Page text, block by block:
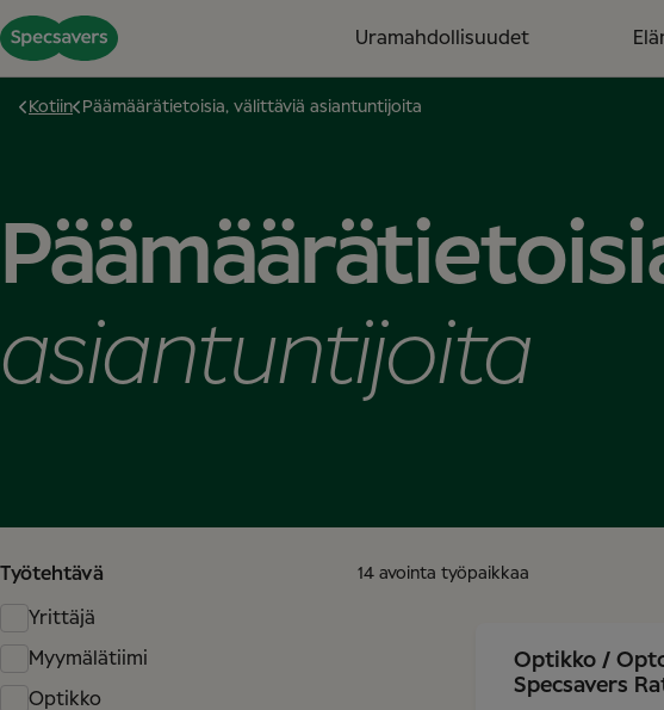
Uramahdollisuudet
Kotiin Päämäärätietoisia, välittäviä asiantuntijoita
asiantuntijoita
Työtehtävä
Yrittäjä
Myymälätiimi
Optikko
14 avointa työpaikkaa
Optikko /
Specsavers